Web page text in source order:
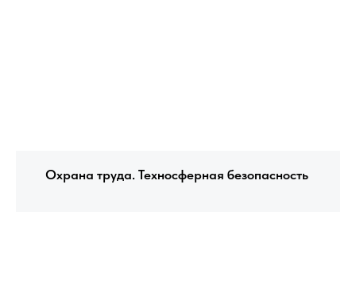
Охрана труда. Техносферная безопасность